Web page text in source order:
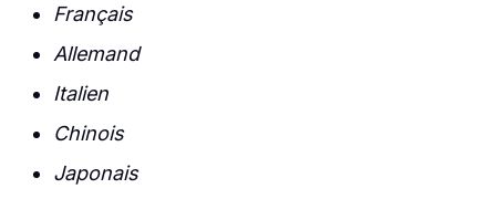
Français
Allemand
Italien
Chinois
Japonais